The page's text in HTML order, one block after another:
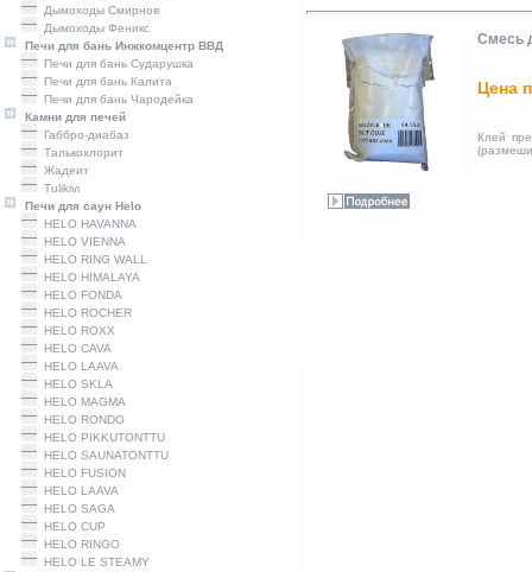
Дымоходы Смирнов
Дымоходы Феникс
Печи для бань Инжкомцентр ВВД
Печи для бань Сударушка
Печи для бань Калита
Печи для бань Чародейка
Камни для печей
Габбро-диабаз
Талькохлорит
Жадеит
Tulikivi
Печи для саун Helo
HELO HAVANNA
HELO VIENNA
HELO RING WALL
HELO HIMALAYA
HELO FONDA
HELO ROCHER
HELO ROXX
HELO CAVA
HELO LAAVA
HELO SKLA
HELO MAGMA
HELO RONDO
HELO PIKKUTONTTU
HELO SAUNATONTTU
HELO FUSION
HELO LAAVA
HELO SAGA
HELO CUP
HELO RINGO
HELO LE STEAMY
Смесь
Цена
Клей